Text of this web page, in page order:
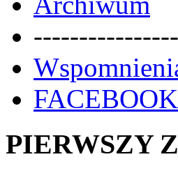
FACEBOOK
PIERWSZY